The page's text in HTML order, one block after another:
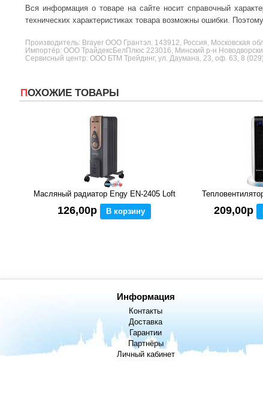
Вся информация о товаре на сайте носит справочный
технических характеристиках товара возможны ошибки.
Производитель: Brayer ООО Грантэл. 143912, Россия, Московская
Импортёр: ООО ТрайдексБелПлюс 223016, Минский р-н
Сервисный центр: ООО БТМ Трейдинг, ул. Даумана, 23, оф. 63, 8
ПОХОЖИЕ ТОВАРЫ
Масляный радиатор Engy EN-2405 Loft
126,00р В корзину 209,00р
Информация
Контакты
Доставка
Гарантии
Партнёры
Личный кабинет